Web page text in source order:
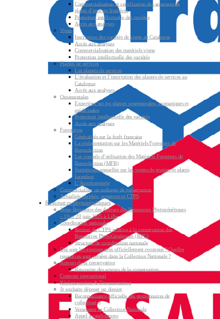
Commercialisation et certification des semences &
plants d’espèces fruitières
Protection intellectuelle des variétés
Accès aux analyses
Vigne
Inscription des variétés de vigne au Catalogue
Accès aux analyses
Commercialisation des matériels vigne
Protection intellectuelle des variétés
Plantes de services
Les plantes de services
L’évaluation et l’inscription des plantes de services au
Catalogue
Accès aux analyses
Ornementales
Expertises sur les plantes ornementales, aromatiques et
médicinales
Protection intellectuelle des variétés
Accès aux analyses
Forestières
Généralités sur la forêt française
La réglementation sur les Matériels Forestiers de
Reproduction
Les conseils d’utilisation des Matériels Forestiers de
Reproduction (MFR)
Statistiques annuelles sur les ventes de graines et plants
forestiers
L’Agroforesterie
Commercialiser un mélange de préservation
Actualités variétés, semences et CTPS
Ressources phytogénétiques
3ème Rencontre des Acteurs des Ressources Phytogénétiques
– 19 et 20 juin 2025 à Lille
Coordination nationale
Section du CTPS relative à la conservation des
Ressources PhytoGénétiques (RPG)
Structure de coordination nationale
Qui sont les gestionnaires officiellement reconnus ? Quelles
ressources sont versées dans la Collection Nationale ?
Acteurs de la conservation
Rencontre des acteurs de la conservation
Contexte international
Réglementation & Documentation
Je souhaite déposer un dossier
Reconnaissance officielle des gestionnaires de
collection(s)
Versement en Collection Nationale
Appel à candidatures